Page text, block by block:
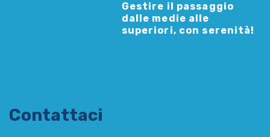
Gestire il passaggio
dalle medie alle
superiori, con serenità!
Contattaci